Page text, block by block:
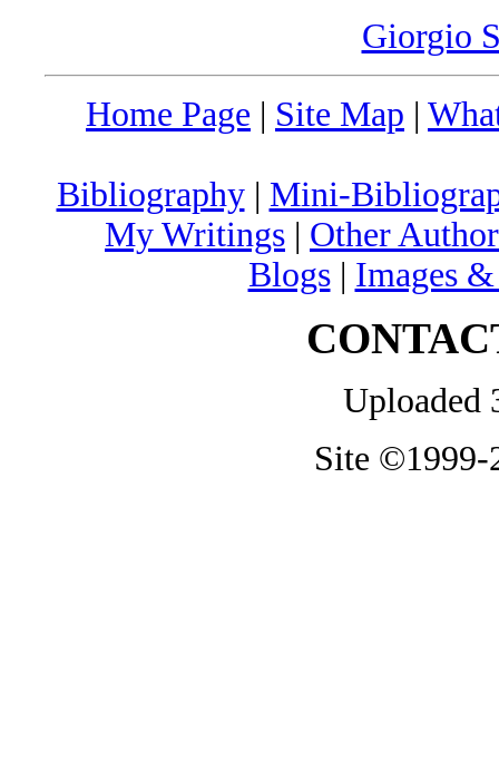
Giorgio
Home Page | Site Map |
Bibliography| Mini-
My Writings | Other
Blogs| Images
Uploaded
Site ©1999-